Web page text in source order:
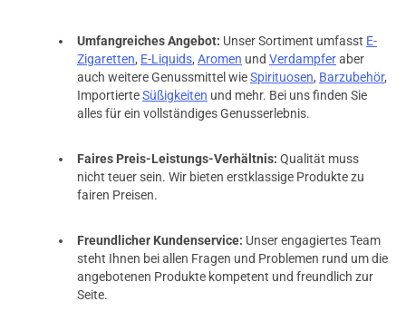
Umfangreiches Angebot: Unser Sortiment umfasst E-
Zigaretten, E-Liquids, Aromen und Verdampferaber
auch weitere Genussmittel wieSpirituosen, Barzubehör,
ImportierteSüßigkeiten und mehr. Bei uns finden Sie
alles für ein vollständiges Genusserlebnis.
Faires Preis-Leistungs-Verhältnis: Qualität muss
nicht teuer sein. Wir bieten erstklassige Produkte zu
fairen Preisen.
Freundlicher Kundenservice: Unser engagiertes Team
steht Ihnen bei allen Fragen und Problemen rund um die
angebotenen Produkte kompetent und freundlich zur
Seite.